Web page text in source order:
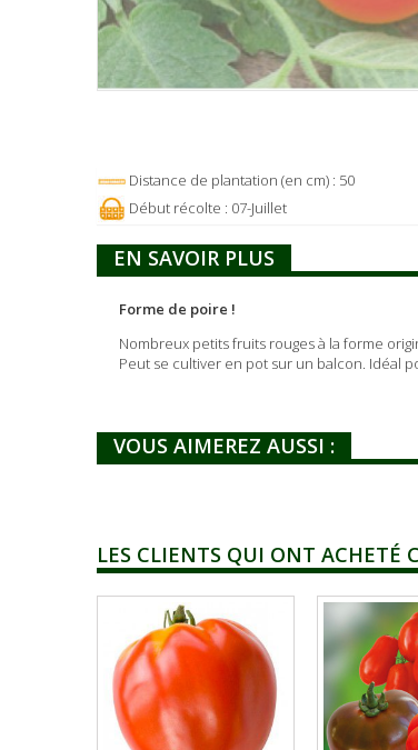
Distance de plantation (en cm) : 50
Début récolte : 07-Juillet
EN SAVOIR PLUS
Forme de poire !
Nombreux petits fruits rouges à la forme
Peut se cultiver en pot sur un balcon. Idéal
VOUS AIMEREZ AUSSI :
LES CLIENTS QUI ONT ACHETÉ